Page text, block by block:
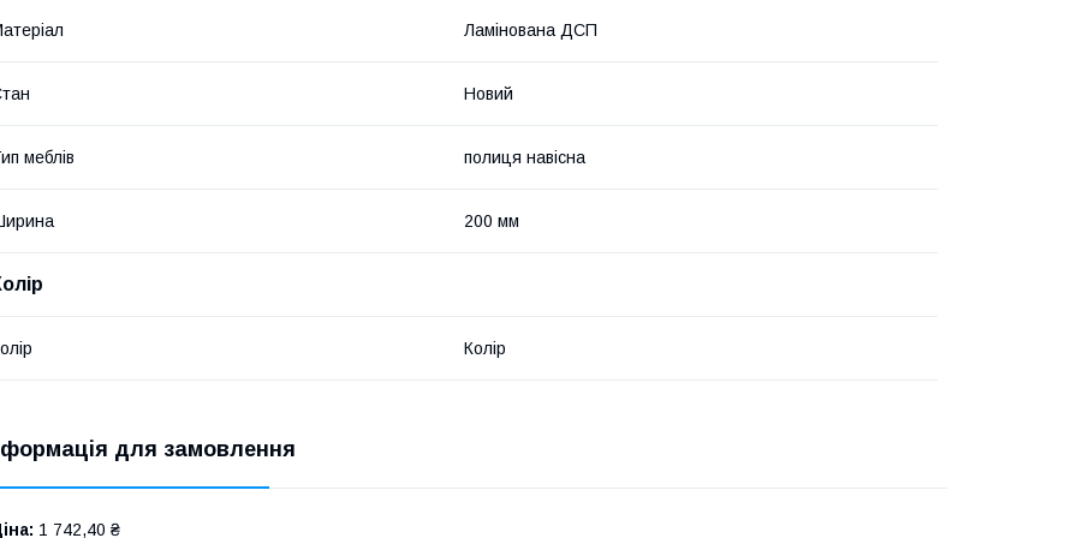
Ламінована ДСП
Новий
меблів полиця навісна
200 мм
Колір
для замовлення
1 742,40 ₴